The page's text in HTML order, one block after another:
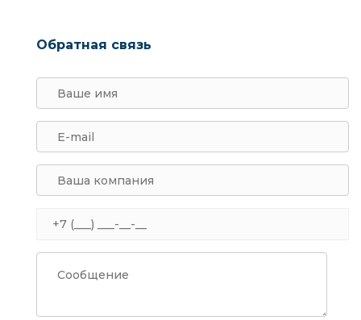
Обратная связь